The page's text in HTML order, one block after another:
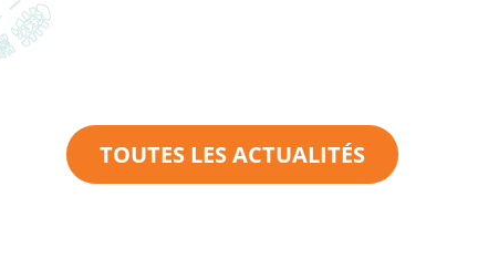
TOUTES LES ACTUALITÉS